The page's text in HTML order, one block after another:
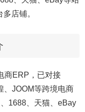
店铺。
商ERP，已对接
、JOOM等跨境电商
1688、天猫、eBay